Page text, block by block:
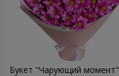
Букет "Чарующий момент"